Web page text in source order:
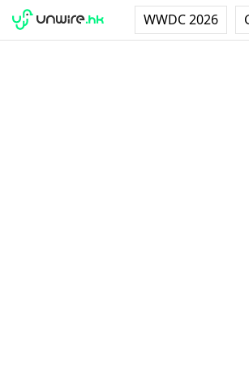
WWDC 2026